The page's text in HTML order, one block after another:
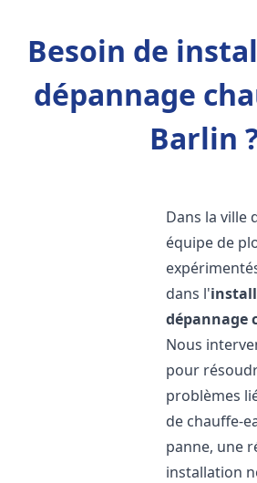
Besoin de
dépannage
Barlin
Dans la ville
équipe de
dans l'
dépannage
Nous
pour
problèmes
de chauffe-
panne, une
installation